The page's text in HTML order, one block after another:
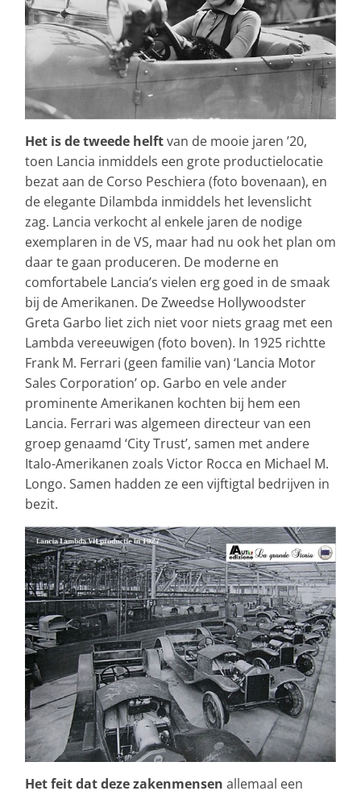
Het is de tweede helftvan de mooie jaren ’20,
toen Lancia inmiddels een grote productielocatie
bezat aan de Corso Peschiera (foto bovenaan), en
de elegante Dilambda inmiddels het levenslicht
zag. Lancia verkocht al enkele jaren de nodige
exemplaren in de VS, maar had nu ook het plan om
daar te gaan produceren. De moderne en
comfortabele Lancia’s vielen erg goed in de smaak
bij de Amerikanen. De Zweedse Hollywoodster
Greta Garbo liet zich niet voor niets graag met een
Lambda vereeuwigen (foto boven). In 1925 richtte
Frank M. Ferrari (geen familie van) ‘Lancia Motor
Sales Corporation’ op. Garbo en vele ander
prominente Amerikanen kochten bij hem een
Lancia. Ferrari was algemeen directeur van een
groep genaamd ‘City Trust’, samen met andere
Italo-Amerikanen zoals Victor Rocca en Michael M.
Longo. Samen hadden ze een vijftigtal bedrijven in
bezit.
Het feit dat deze zakenmensen allemaal een